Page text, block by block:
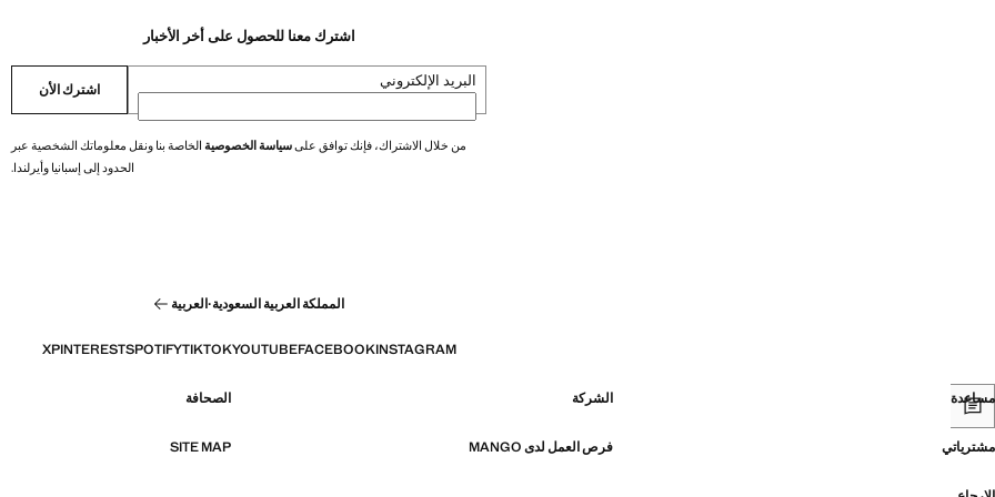
اشترك معنا للحصول على أخر الأخبار
البريد الإلكتروني اشترك الأن
من خلال الاشتراك، فإنك توافق علىسياسة الخصوصية الخاصة بنا ونقل معلوماتك الشخصية عبر
الحدود إلى إسبانيا وأيرلندا.
المملكة العربية السعودية·العربية
INSTAGRAM
FACEBOOK
YOUTUBE
TIKTOK
SPOTIFY
PINTEREST
X
مساعدة الشركة الصحافة
مشترياتي فرص العمل لدى MANGO SITE MAP